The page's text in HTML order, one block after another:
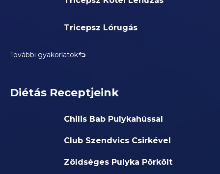
Tricepsz Lórugás
További gyakorlatok
Diétás Receptjeink
Chilis Bab Pulykahússal
Club Szendvics Csirkével
Zöldséges Pulyka Pörkölt